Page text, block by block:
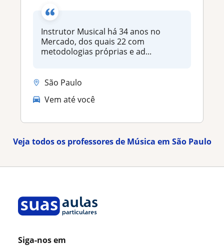
Instrutor Musical há 34 anos no
Mercado, dos quais 22 com
metodologias próprias e ad...
São Paulo
Vem até você
Veja todos os professores de Música em São Paulo
Siga-nos em